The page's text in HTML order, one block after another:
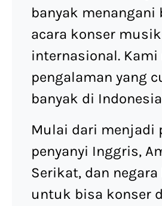
banyak menangani
acara konser musik
internasional.
pengalaman yang
banyak di
Mulai dari menjadi
penyanyi Inggris,
Serikat, dan
untuk bisa konser